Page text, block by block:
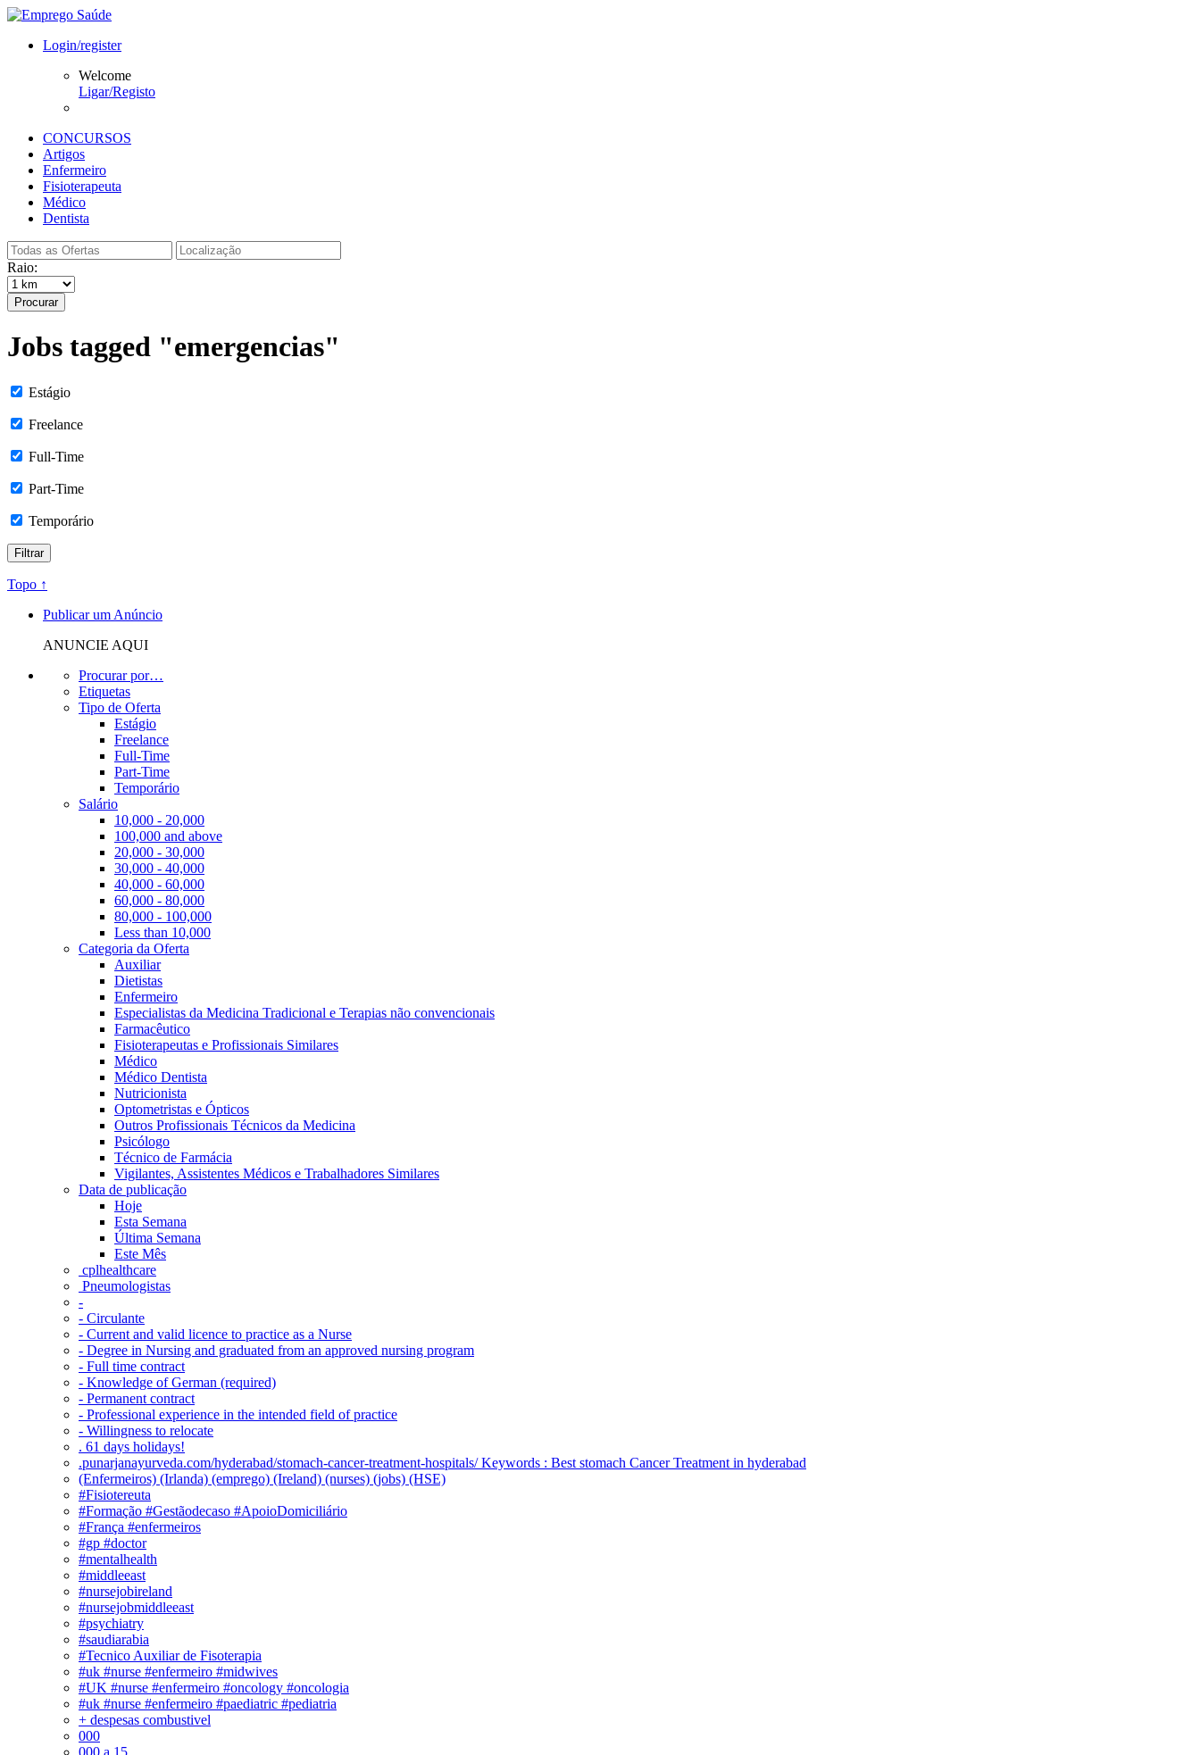
Login/register
Welcome
Ligar/Registo
CONCURSOS
Artigos
Enfermeiro
Fisioterapeuta
Médico
Dentista
Raio:
Procurar
Jobs tagged "emergencias"
Estágio
Freelance
Full-Time
Part-Time
Temporário
Topo ↑
Publicar um Anúncio
ANUNCIE AQUI
Procurar por…
Etiquetas
Tipo de Oferta
Estágio
Freelance
Full-Time
Part-Time
Temporário
Salário
10,000 - 20,000
100,000 and above
20,000 - 30,000
30,000 - 40,000
40,000 - 60,000
60,000 - 80,000
80,000 - 100,000
Less than 10,000
Categoria da Oferta
Auxiliar
Dietistas
Enfermeiro
Especialistas da Medicina Tradicional e Terapias não convencionais
Farmacêutico
Fisioterapeutas e Profissionais Similares
Médico
Médico Dentista
Nutricionista
Optometristas e Ópticos
Outros Profissionais Técnicos da Medicina
Psicólogo
Técnico de Farmácia
Vigilantes, Assistentes Médicos e Trabalhadores Similares
Data de publicação
Hoje
Esta Semana
Última Semana
Este Mês
‎ cplhealthcare‬
Pneumologistas
-
- Circulante
- Current and valid licence to practice as a Nurse
- Degree in Nursing and graduated from an approved nursing program
- Full time contract
- Knowledge of German (required)
- Permanent contract
- Professional experience in the intended field of practice
- Willingness to relocate
. 61 days holidays!
.punarjanayurveda.com/hyderabad/stomach-cancer-treatment-hospitals/ Keywords : Best stomach Cancer Treatment in hyderabad
(Enfermeiros) (Irlanda) (emprego) (Ireland) (nurses) (jobs) (HSE)
#Fisiotereuta
#Formação #Gestãodecaso #ApoioDomiciliário
#França #enfermeiros
#gp #doctor
#mentalhealth
#middleeast
#nursejobireland
#nursejobmiddleeast
#psychiatry
#saudiarabia
#Tecnico Auxiliar de Fisoterapia
#uk #nurse #enfermeiro #midwives
#UK #nurse #enfermeiro #oncology #oncologia
#uk #nurse #enfermeiro #paediatric #pediatria
+ despesas combustivel
000
000 a 15